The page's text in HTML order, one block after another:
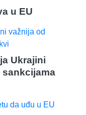
u EU
Ukrajini